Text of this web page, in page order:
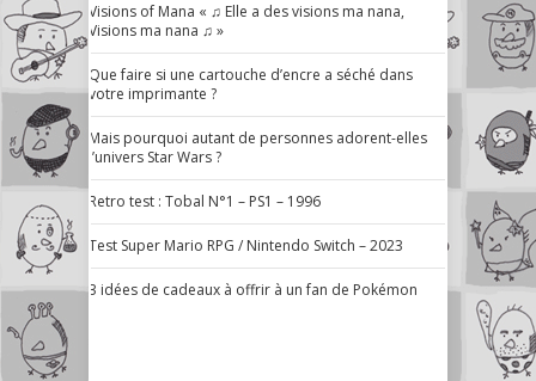
Visions of Mana « ♫ Elle a des visions ma nana,
Visions ma nana ♫ »
Que faire si une cartouche d’encre a séché dans
votre imprimante ?
Mais pourquoi autant de personnes adorent-elles
l’univers Star Wars ?
Retro test : Tobal N°1 – PS1 – 1996
Test Super Mario RPG / Nintendo Switch – 2023
3 idées de cadeaux à offrir à un fan de Pokémon